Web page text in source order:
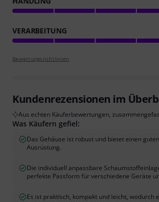
VERARBEITUNG
Bewertungsrichtlinien
Kundenrezensionen im
Aus echten Käuferbewertungen,
Was Käufern gefiel:
Das Gehäuse ist robust und bietet einen
Ausrüstung.
Die individuell anpassbare
perfekte Passform für verschiedene Geräte
Es ist praktisch, kompakt und leicht, wodurch